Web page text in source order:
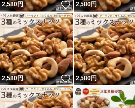
2,580円 いいね！
2,580円
2,580円 いいね！
2,580円